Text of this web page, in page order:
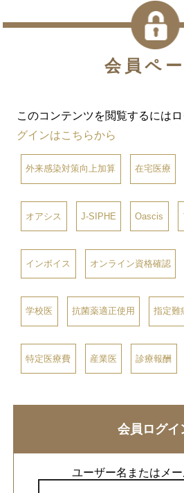
会員ペ
このコンテンツを閲覧するには
グインはこちらから
外来感染対策向上加算 在宅医療
オアシス J-SIPHE Oascis
インボイス オンライン資格確認
学校医 抗菌薬適正使用 指定難
特定医療費 産業医 診療報酬
会員ログイ
ユーザー名またはメ